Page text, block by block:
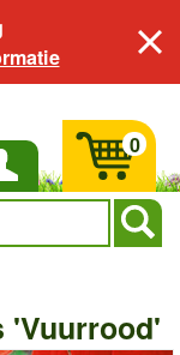
0
'Vuurrood'